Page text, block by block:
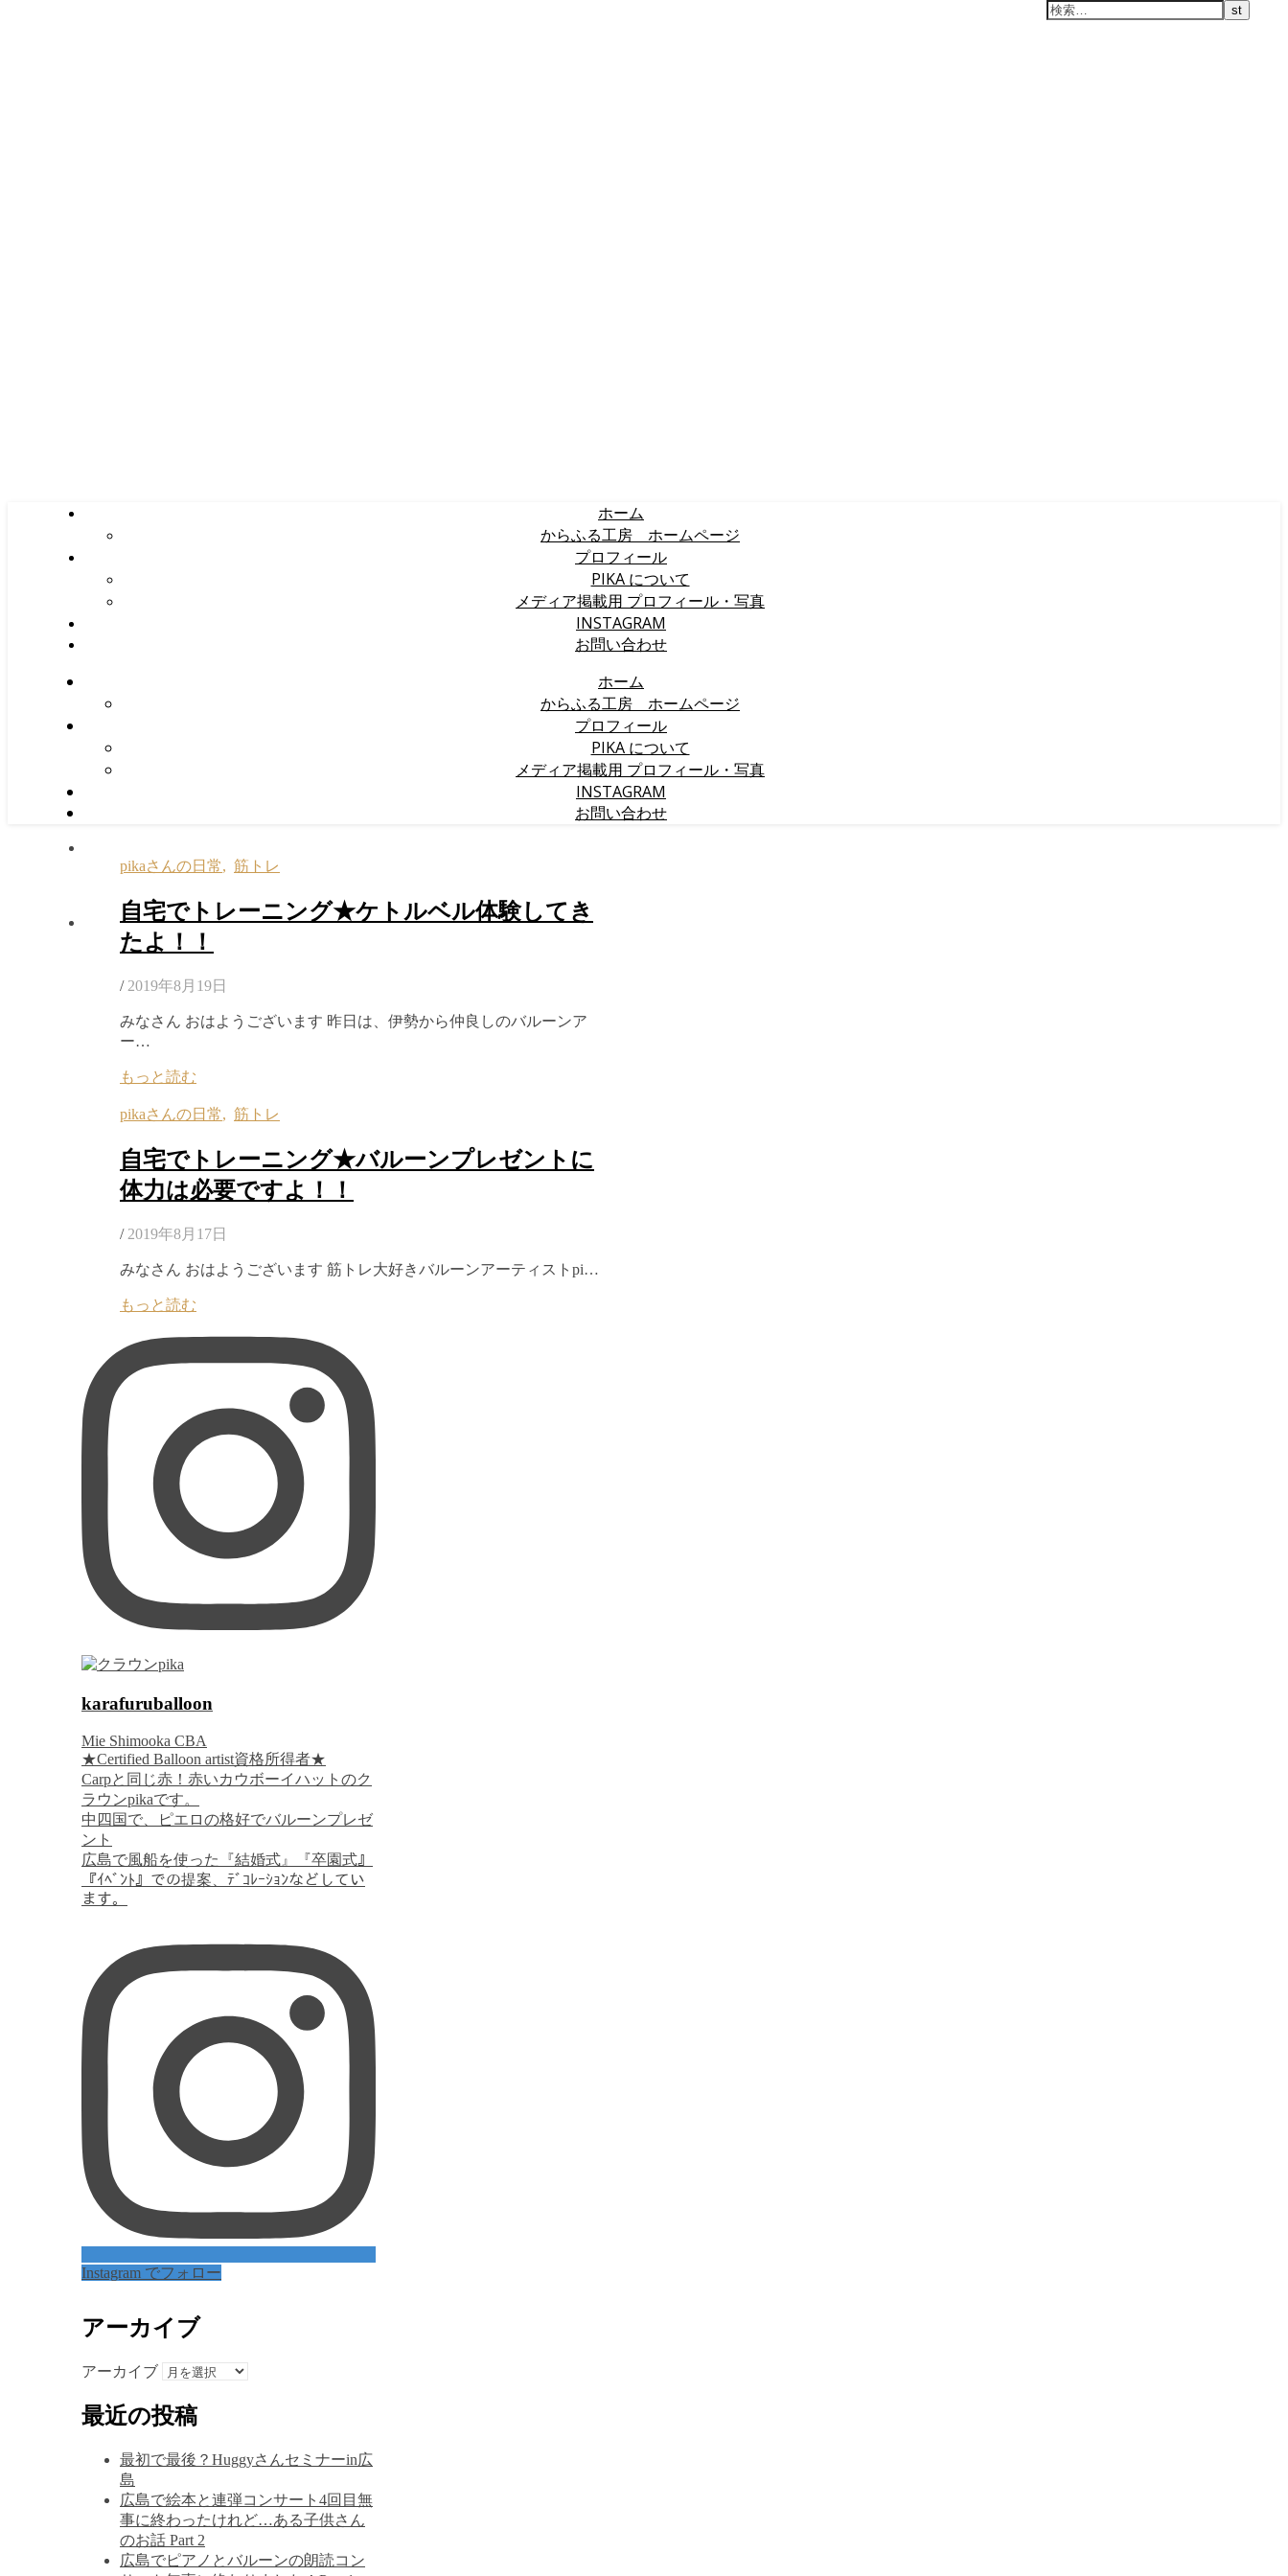
ホーム
からふる工房 ホームページ
プロフィール
PIKA について
メディア掲載用 プロフィール・写真
INSTAGRAM
お問い合わせ
ホーム
からふる工房 ホームページ
プロフィール
PIKA について
メディア掲載用 プロフィール・写真
INSTAGRAM
お問い合わせ
pikaさんの日常, 筋トレ
自宅でトレーニング★ケトルベル体験してき
たよ！！
/ 2019年8月19日
みなさん おはようございます 昨日は、伊勢から仲良しのバルーンア
ー…
もっと読む
pikaさんの日常, 筋トレ
自宅でトレーニング★バルーンプレゼントに
体力は必要ですよ！！
/ 2019年8月17日
みなさん おはようございます 筋トレ大好きバルーンアーティストpi…
もっと読む
karafuruballoon
Mie Shimooka CBA
★Certified Balloon artist資格所得者★
Carpと同じ赤！赤いカウボーイハットのク
ラウンpikaです。
中四国で、ピエロの格好でバルーンプレゼ
ント
広島で風船を使った『結婚式』『卒園式』
『ｲﾍﾞﾝﾄ』での提案、ﾃﾞｺﾚｰｼｮﾝなどしてい
ます。
Instagram でフォロー
アーカイブ
アーカイブ
最近の投稿
最初で最後？Huggyさんセミナーin広
島
広島で絵本と連弾コンサート4回目無
事に終わったけれど…ある子供さん
のお話 Part 2
広島でピアノとバルーンの朗読コン